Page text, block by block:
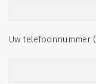
Uw telefoonnummer